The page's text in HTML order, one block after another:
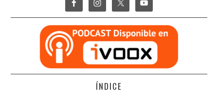
ÍNDICE